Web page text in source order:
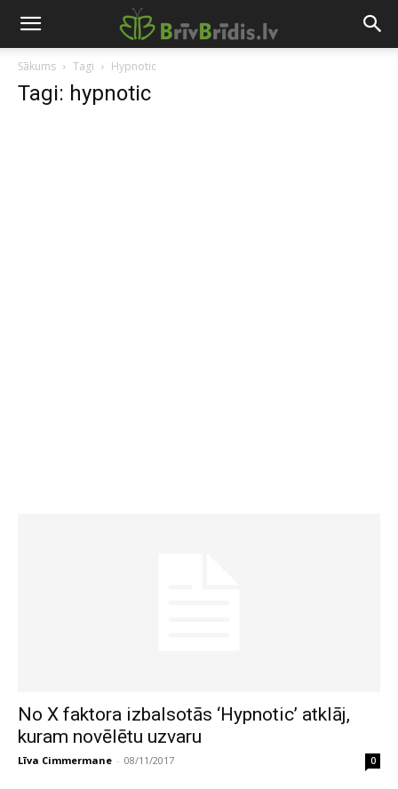
Sākums Tagi Hypnotic
Tagi: hypnotic
No X faktora izbalsotās ‘Hypnotic’ atklāj,
kuram novēlētu uzvaru
Līva Cimmermane - 08/11/2017 0